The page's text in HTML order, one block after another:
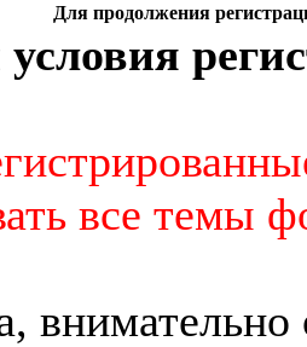
Для продолжения
все темы
внимательно